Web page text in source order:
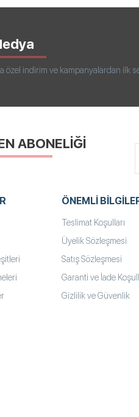
özel indirim ve kampanyalardan ilk
ABONELİĞİ
ÖNEMLI
Teslimat Koşulları
Üyelik Sözleşmesi
Satış Sözleşmesi
Garanti ve İade
Gizlilik ve Güvenlik